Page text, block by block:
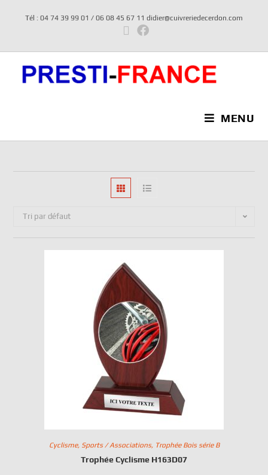
Tél : 04 74 39 99 01 / 06 08 45 67 11 didier@cuivreriedecerdon.com
MENU
Tri par défaut
Cyclisme, Sports / Associations, Trophée Bois série B
Trophée Cyclisme H163D07